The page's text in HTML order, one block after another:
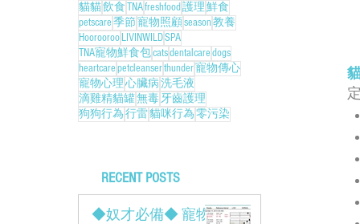
貓貓飲食TNAfreshfood護理鮮食
petscare季節寵物照顧season教養
Hoorooroo LIVINWILDSPA
TNA寵物鮮食包catsdentalcaredogs
heartcarepetcleanserthunder寵物傳心
寵物心理心臟病洗毛液
滴雞精貓罐無毒牙齒護理
狗狗行為行雷貓咪行為零污染
RECENT POSTS
◆奴才必備◆ 寵物